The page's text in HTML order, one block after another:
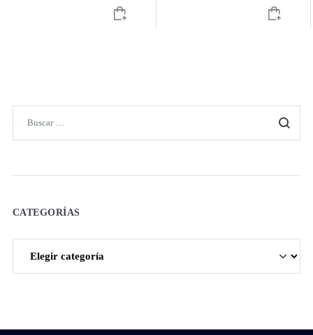
CATEGORÍAS